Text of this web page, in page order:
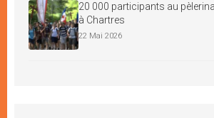
20 000 participants au
à Chartres
22 Mai 2026